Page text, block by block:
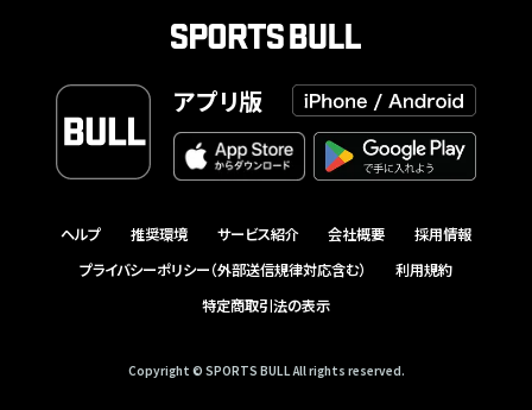
アプリ版
ヘルプ 推奨環境 サービス紹介 会社概要
採用情報
プライバシーポリシー（外部送信規律対応含む）
利用規約
特定商取引法の表示
Copyright © SPORTS BULL All rights reserved.